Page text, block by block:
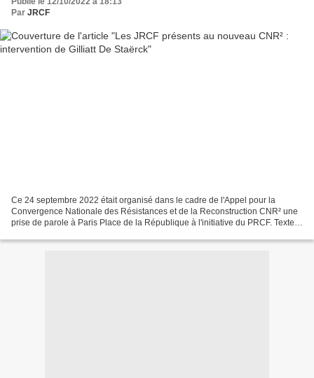
Par JRCF
Ce 24 septembre 2022 était organisé dans le cadre de l'Appel pour la
Convergence Nationale des Résistances et de la Reconstruction CNR² une
prise de parole à Paris Place de la République à l'initiative du PRCF. Texte